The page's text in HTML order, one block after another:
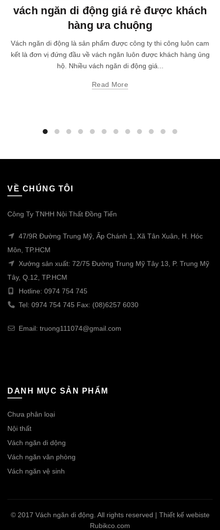
vách ngăn di động giá rẻ được khách
hàng ưa chuộng
Vách ngăn di động là sản phẩm được công ty thi công luôn cam
kết là đơn vị đứng đầu về vách ngăn luôn được khách hàng ủng
hộ. Nhiều vách ngăn di động giá...
Read More
VỀ CHÚNG TÔI
Công Ty TNHH Nội Thất Đồng Tiến
47/9R Đường Trung Mỹ, Ấp Chánh 1, Xã Tân Xuân, H. Hóc
Môn, TP.HCM
Xưởng sản xuất: 72/75 Đường Trung Mỹ Tây 13, P. Trung Mỹ
Tây, Q.12, TP.HCM
Hotline: 0974 754 745
Tel: 0974 754 745 Fax: (08)6257 6030
Email: truong111074@gmail.com
DANH MỤC SẢN PHẨM
Chưa phân loại
Nội thất
Vách ngăn di dộng
Vách ngăn văn phòng
Vách ngăn vệ sinh
© 2017 Vách ngăn di động. All rights reserved | Thiết kế webiste
Rubikco.com